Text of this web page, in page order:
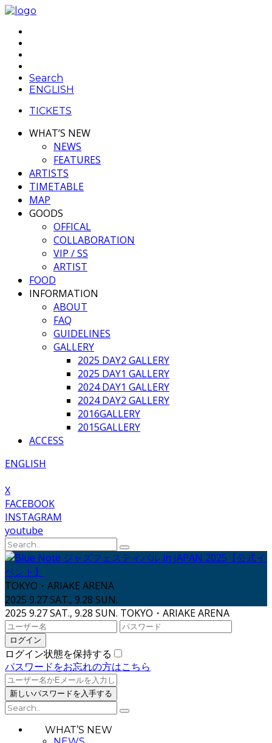
Search
ENGLISH
TICKETS
WHAT’S NEW
NEWS
FEATURES
ARTISTS
TIMETABLE
MAP
GOODS
OFFICAL
COLLABORATION
VIP / SS
ARTIST
FOOD
INFORMATION
ABOUT
FAQ
GUIDELINES
GALLERY
2025 DAY2 GALLERY
2025 DAY1 GALLERY
2024 DAY1 GALLERY
2024 DAY2 GALLERY
2016GALLERY
2015GALLERY
ACCESS
ENGLISH
X
FACEBOOK
INSTAGRAM
youtube
TOKYO・ARIAKE ARENA
2025 9.27 SAT., 9.28 SUN.
2025 9.27 SAT., 9.28 SUN. TOKYO・ARIAKE ARENA
ログイン状態を保持する
パスワードをお忘れの方はこちら
WHAT’S NEW